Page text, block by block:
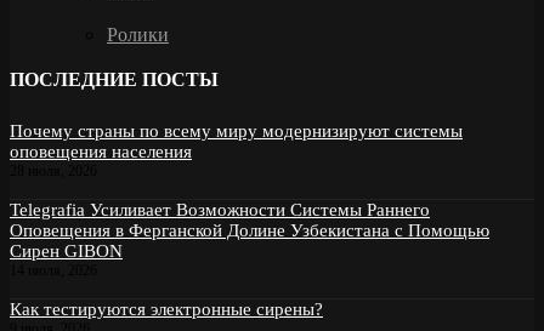
Ролики
ПОСЛЕДНИЕ ПОСТЫ
Почему страны по всему миру модернизируют системы
оповещения населения
Telegrafia Усиливает Возможности Системы Раннего
Оповещения в Ферганской Долине Узбекистана с Помощью
Сирен GIBON
Как тестируются электронные сирены?